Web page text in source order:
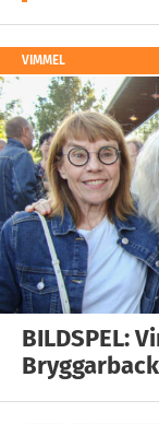
VIMMEL
BILDSPEL: